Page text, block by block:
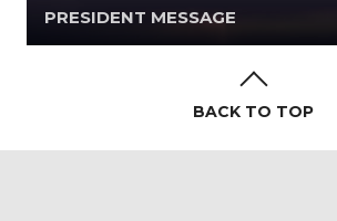
PRESIDENT MESSAGE
BACK TO TOP